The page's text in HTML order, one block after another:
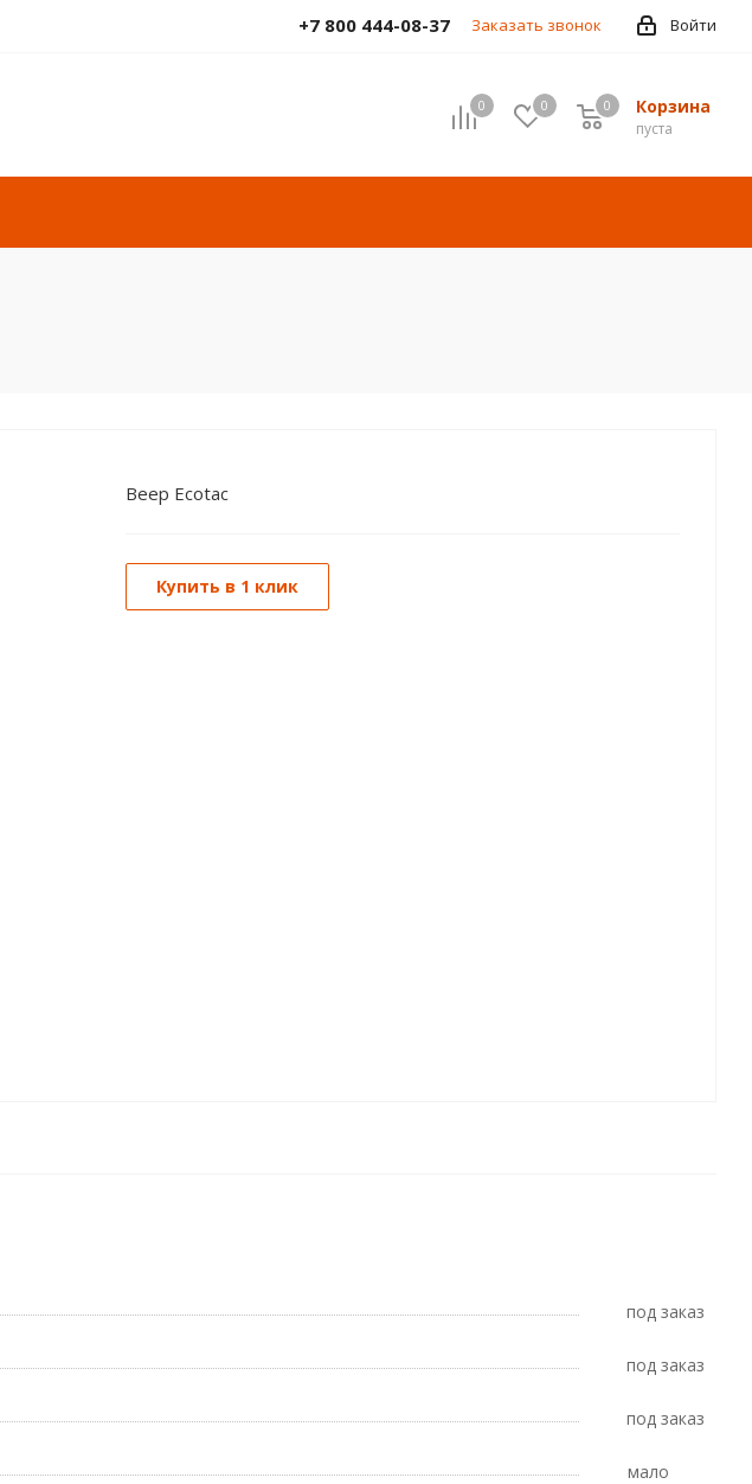
Войти
+7 800 444-08-37 Заказать звонок
0 0 Корзина
пуста
0
Веер Ecotac
Купить в 1 клик
Под заказ
Под заказ
Под заказ
Мало